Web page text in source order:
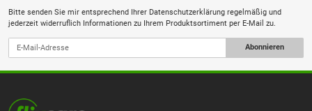
Bitte senden Sie mir entsprechend Ihrer Datenschutzerklärung regelmäßig und
jederzeit widerruflich Informationen zu Ihrem Produktsortiment per E-Mail zu.
Abonnieren